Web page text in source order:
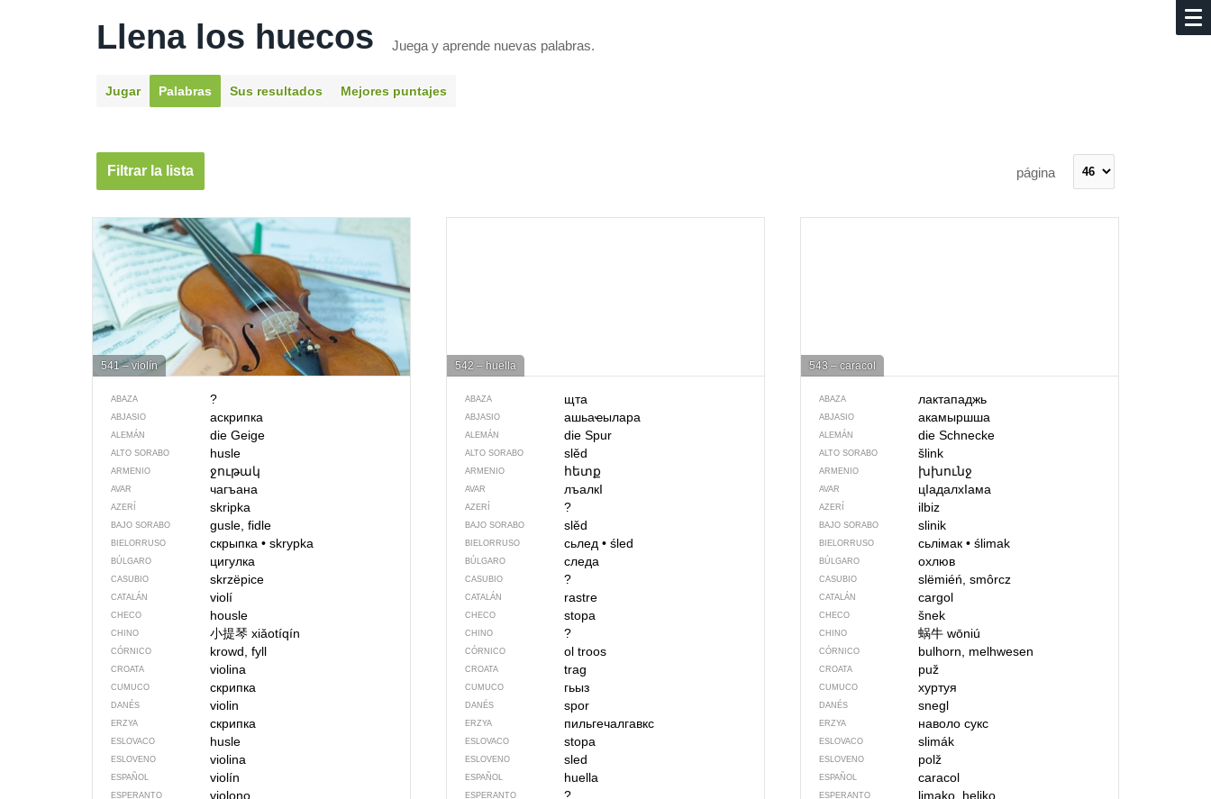
Llena los huecos Juega y aprende nuevas palabras.
Jugar Palabras Sus resultados Mejores puntajes
Filtrar la lista página
541 – violín
ABAZA ?
ABJASIO аскрипка
ALEMÁN die Geige
ALTO SORABO husle
ARMENIO ջութակ
AVAR чагъана
AZERÍ skripka
BAJO SORABO gusle, fidle
BIELORRUSO скрыпка •skrypka
BÚLGARO цигулка
CASUBIO skrzëpice
CATALÁN violí
CHECO housle
CHINO 小提琴 xiǎotíqín
CÓRNICO krowd, fyll
CROATA violina
CUMUCO скрипка
DANÉS violin
ERZYA скрипка
ESLOVACO husle
ESLOVENO violina
ESPAÑOL violín
ESPERANTO violono
542 – huella
ABAZA щта
ABJASIO ашьаҽылара
ALEMÁN die Spur
ALTO SORABO slěd
ARMENIO հետք
AVAR лъалкI
AZERÍ ?
BAJO SORABO slěd
BIELORRUSO сьлед • śled
BÚLGARO следа
CASUBIO ?
CATALÁN rastre
CHECO stopa
CHINO ?
CÓRNICO ol troos
CROATA trag
CUMUCO гьыз
DANÉS spor
ERZYA пильгечалгавкс
ESLOVACO stopa
ESLOVENO sled
ESPAÑOL huella
ESPERANTO ?
543 – caracol
ABAZA лактападжь
ABJASIO акамыршша
ALEMÁN die Schnecke
ALTO SORABO šlink
ARMENIO խխունջ
AVAR цIадалхIама
AZERÍ ilbiz
BAJO SORABO slinik
BIELORRUSO сьлімак• ślimak
BÚLGARO охлюв
CASUBIO slëmiéń, smôrcz
CATALÁN cargol
CHECO šnek
CHINO 蜗牛wōniú
CÓRNICO bulhorn, melhwesen
CROATA puž
CUMUCO хуртуя
DANÉS snegl
ERZYA наволо сукс
ESLOVACO slimák
ESLOVENO polž
ESPAÑOL caracol
ESPERANTO limako, heliko